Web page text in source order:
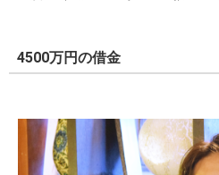
4500万円の借金